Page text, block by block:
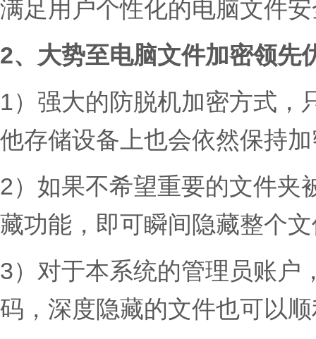
满足用户个性化的电脑文件
2、大势至电脑文件加密领先
1）强大的防脱机加密方式，
他存储设备上也会依然保持
2）如果不希望重要的文件夹
藏功能，即可瞬间隐藏整个
3）对于本系统的管理员账户
码，深度隐藏的文件也可以